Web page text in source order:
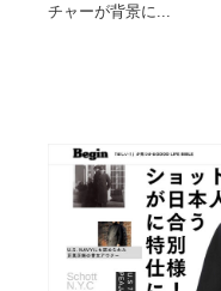
チャーが背景に...